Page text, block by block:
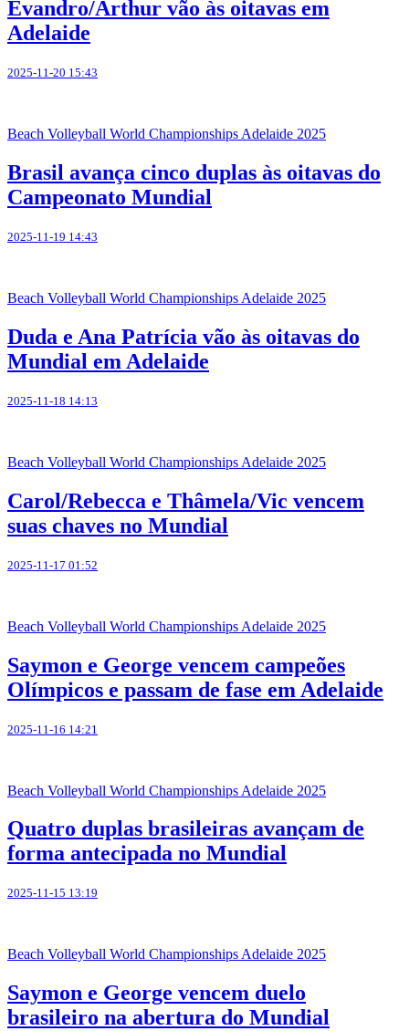
Evandro/Arthur vão às oitavas em
Adelaide
2025-11-20 15:43
Beach Volleyball World Championships Adelaide 2025
Brasil avança cinco duplas às oitavas do
Campeonato Mundial
2025-11-19 14:43
Beach Volleyball World Championships Adelaide 2025
Duda e Ana Patrícia vão às oitavas do
Mundial em Adelaide
2025-11-18 14:13
Beach Volleyball World Championships Adelaide 2025
Carol/Rebecca e Thâmela/Vic vencem
suas chaves no Mundial
2025-11-17 01:52
Beach Volleyball World Championships Adelaide 2025
Saymon e George vencem campeões
Olímpicos e passam de fase em Adelaide
2025-11-16 14:21
Beach Volleyball World Championships Adelaide 2025
Quatro duplas brasileiras avançam de
forma antecipada no Mundial
2025-11-15 13:19
Beach Volleyball World Championships Adelaide 2025
Saymon e George vencem duelo
brasileiro na abertura do Mundial